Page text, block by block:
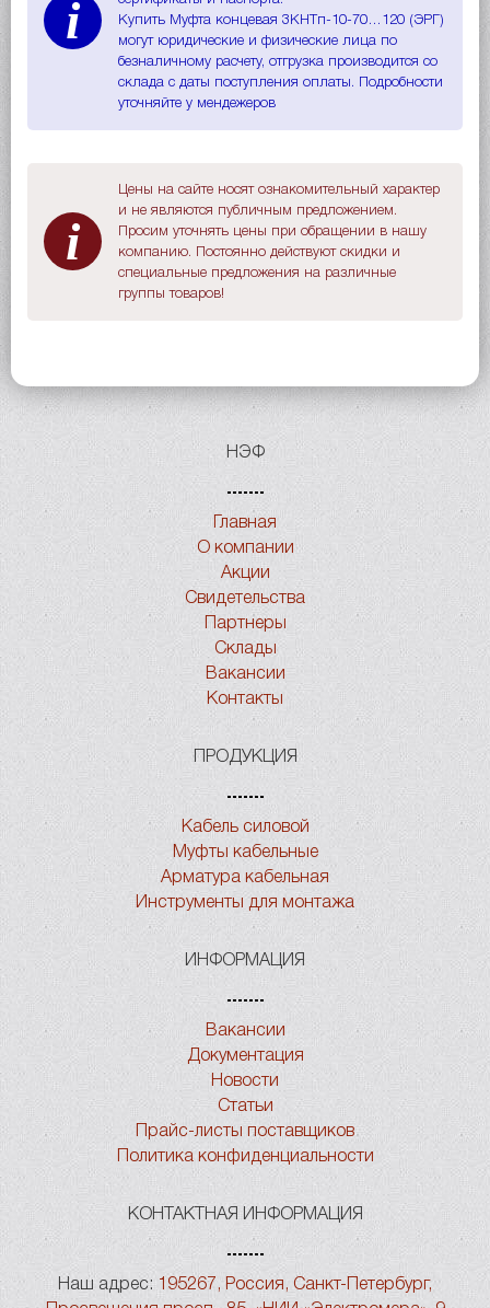
i
Купить Муфта концевая 3КНТп-10-70…120 (ЭРГ)
могут юридические и физические лица по
безналичному расчету, отгрузка производится со
склада с даты поступления оплаты. Подробности
уточняйте у мендежеров
i
Цены на сайте носят ознакомительный характер
и не являются публичным предложением.
Просим уточнять цены при обращении в нашу
компанию. Постоянно действуют скидки и
специальные предложения на различные
группы товаров!
НЭФ
Главная
О компании
Акции
Свидетельства
Партнеры
Склады
Вакансии
Контакты
ПРОДУКЦИЯ
Кабель силовой
Муфты кабельные
Арматура кабельная
Инструменты для монтажа
ИНФОРМАЦИЯ
Вакансии
Документация
Новости
Статьи
Прайс-листы поставщиков
Политика конфиденциальности
КОНТАКТНАЯ ИНФОРМАЦИЯ
Наш адрес: 195267, Россия, Санкт-Петербург,